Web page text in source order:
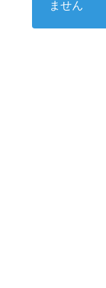
ません